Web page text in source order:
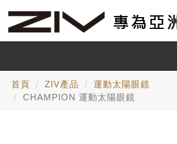
首頁 ZIV產品
運動太陽眼鏡
CHAMPION 運動太陽眼鏡